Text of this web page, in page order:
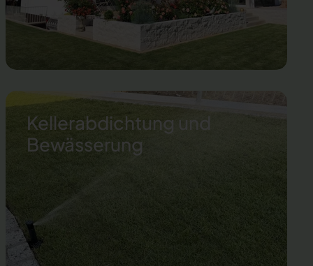
Kellerabdichtung und
Bewässerung